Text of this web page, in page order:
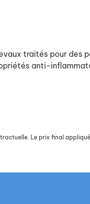
traités pour des
anti-
Le prix final